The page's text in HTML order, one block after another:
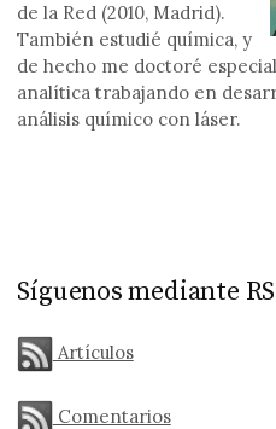
de la Red (2010, Madrid).
También estudié química, y
de hecho me doctoré
analítica trabajando en
análisis químico con láser.
Síguenos mediante
Artículos
Comentarios